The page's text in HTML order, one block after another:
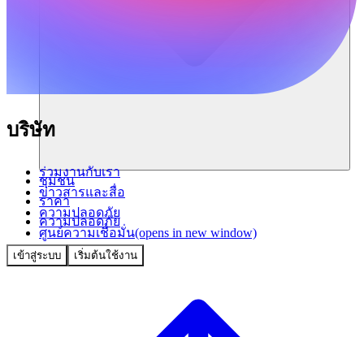
ชุมชน
ราคา
ความปลอดภัย
เข้าสู่ระบบ เริ่มต้นใช้งาน
บริษัท
ร่วมงานกับเรา
ข่าวสารและสื่อ
ความปลอดภัย
ศูนย์ความเชื่อมั่น(opens in new window)